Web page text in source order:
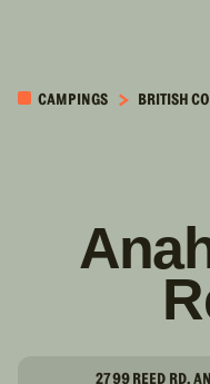
CONTENUCAMPINGS BRITISH
2799 REED RD,